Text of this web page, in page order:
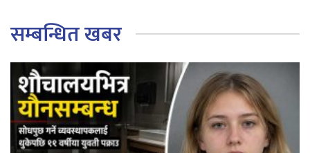
सम्बन्धित खबर